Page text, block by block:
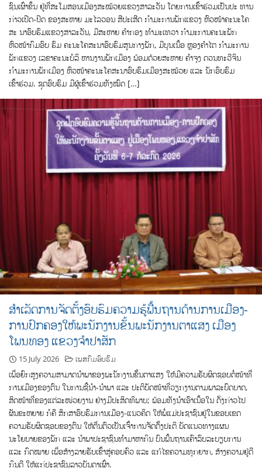
ຊົນເຜົ່າຂຶ້ນ ຢູ່ທີ່ສະໂມສອນເມືອງສະໝ້ວຍແຂວງສາລະວັນ ໂດຍການເຂົ້າຮ່ວມເປັນປະ ທານ
ກ່າວເປີດ-ປິດ ຂອງສະຫາຍ ມະໄລວອນ ສີປະເສີດ ກໍາມະການພັກແຂວງ ຫົວໜ້າຄະນະໂຄ
ສະ ນາອົບຮົມແຂວງສາລະວັນ, ມີສະຫາຍ ຄໍາກອງ ທໍາມະເທວາ ກໍາມະການຄະນະພັກ
ຫົວໜ້າກົມອົບ ຮົມ ຄະນະໂຄສະນາອົບຮົມສູນກາງພັກ, ມີບຸນເນື້ອ ຫຼອງຄໍາໄຕ ກໍາມະການ
ພັກແຂວງ ເລຂາຄະນະບໍລິ ຫານງານພັກເມືອງ ພ້ອມດ້ວຍສະຫາຍ ຄໍາຈຸງ ດວນທະວີຈິນ
ກໍາມະການພັກເມືອງ ຫົວໜ້າຄະນະໂຄສະນາອົບຮົມເມືອງສະໝ້ວຍ ແລະ ນັກອົບຮົມ
ເຂົ້າຮ່ວມ. ຊຸດອົບຮົມ ມີຜູ້ເຂົ້າຮ່ວມທັງໝົດ […]
ສໍາເລັດການຈັດຕັ້ງອົບຮົມຄວາມຮູ້ພື້ນຖານດ້ານການເມືອງ-
ການປົກຄອງໃຫ້ພະນັກງານຂັ້ນພະນັກງານຕາແສງ ເມືອງ
ໂພນທອງ ແຂວງຈໍາປາສັກ
15 July 2026 ເພສກົມອົບຮົມ
ເພື່ອຍົກສູງຄວາມສາມາດນໍາພາຂອງພະນັກງານຂັ້ນຕາແສງ ໃຫ້ມີຄວາມຮັບຜິດຊອບຕໍ່ໜ້າທີ່
ການເມືອງຂອງຕົນ ໃນການຊີ້ນໍາ-ນໍາພາ ແລະ ປະຕິບັດໜ້າທີ່ວຽກງານຕາມພາລະບົດບາດ,
ສິດໜ້າທີ່ຂອງແຕ່ລະໜ່ວຍງານ ຢ່າງມີປະສິດທິພາບ; ພ້ອມທັງນໍາເອົາເນື້ອໃນ ດັ່ງກ່າວໄປ
ຜັນຂະຫຍາຍ ກໍຄື ສຶກສາອົບຮົມການເມືອງ-ແນວຄິດ ໃຫ້ພໍ່ແມ່ປະຊາຊົນຢູ່ໃນຂອບເຂດ
ຄວາມຮັບຜິດຊອບຂອງຕົນ ໃຫ້ຕື່ນຕົວເປັນເຈົ້າການຈັດຕັ້ງປະຕິ ບັດແນວທາງແຜນ
ນະໂຍບາຍຂອງພັກ ແລະ ນໍາພາປະຊາຊົນທໍາມາຫາກິນ ບົນພື້ນຖານເຄົາລົບລະບຽບການ
ແລະ ກົດໝາຍ ເພື່ອສ້າງລາຍຮັບເຂົ້າສູ່ຄອບຄົວ ແລະ ແກ້ໄຂຄວາມທຸກຍາກ, ສ້າງຄວາມຢູ່ດີ
ກິນດີ ໃຫ້ແກ່ປະຊາຊົນລາວບັນດາເຜົ່າ.